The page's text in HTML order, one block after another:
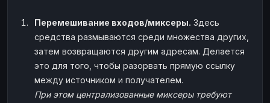
Перемешивание входов/миксеры. Здесь
средства размываются среди множества других,
затем возвращаются другим адресам. Делается
это для того, чтобы разорвать прямую ссылку
между источником и получателем.
При этом централизованные миксеры требуют